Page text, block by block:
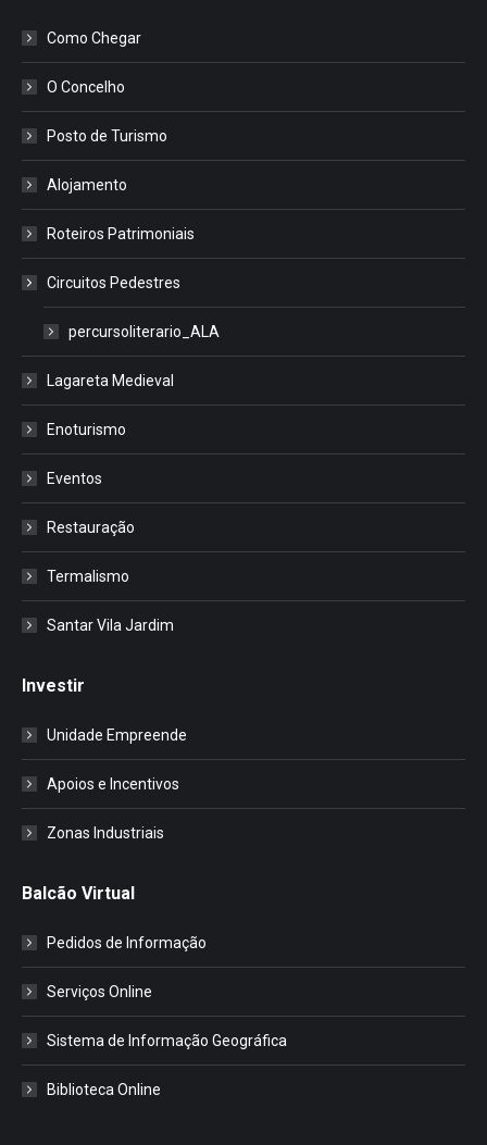
Como Chegar
O Concelho
Posto de Turismo
Alojamento
Roteiros Patrimoniais
Circuitos Pedestres
percursoliterario_ALA
Lagareta Medieval
Enoturismo
Eventos
Restauração
Termalismo
Santar Vila Jardim
Investir
Unidade Empreende
Apoios e Incentivos
Zonas Industriais
Balcão Virtual
Pedidos de Informação
Serviços Online
Sistema de Informação Geográfica
Biblioteca Online